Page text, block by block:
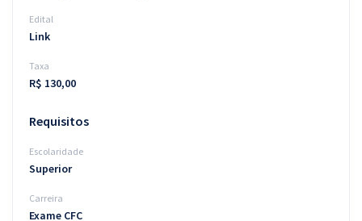
Edital
Link
Taxa
R$ 130,00
Requisitos
Escolaridade
Superior
Carreira
Exame CFC